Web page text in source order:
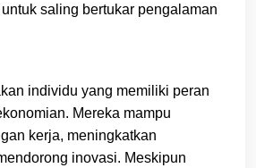
saling bertukar pengalaman
individu yang memiliki peran
Mereka mampu
kerja, meningkatkan
inovasi. Meskipun